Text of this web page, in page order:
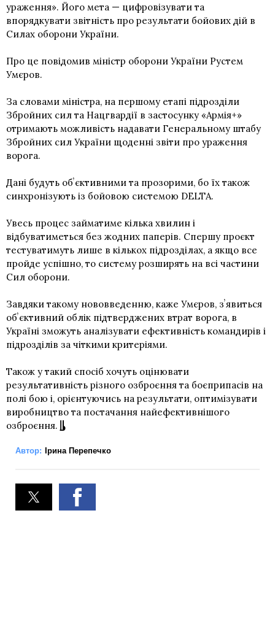
ураження». Його мета — цифровізувати та
впорядкувати звітність про результати бойових дій в
Силах оборони України.
Про це повідомив міністр оборони України Рустем
Умєров.
За словами міністра, на першому етапі підрозділи
Збройних сил та Нацгвардії в застосунку «Армія+»
отримають можливість надавати Генеральному штабу
Збройних сил України щоденні звіти про ураження
ворога.
Дані будуть обʼєктивними та прозорими, бо їх також
синхронізують із бойовою системою DELTA.
Увесь процес займатиме кілька хвилин і
відбуватиметься без жодних паперів. Спершу проєкт
тестуватимуть лише в кількох підрозділах, а якщо все
пройде успішно, то систему розширять на всі частини
Сил оборони.
Завдяки такому нововведенню, каже Умєров, зʼявиться
обʼєктивний облік підтверджених втрат ворога, в
Україні зможуть аналізувати ефективність командирів і
підрозділів за чіткими критеріями.
Також у такий спосіб хочуть оцінювати
результативність різного озброєння та боєприпасів на
полі бою і, орієнтуючись на результати, оптимізувати
виробництво та постачання найефективнішого
озброєння.
Автор: Ірина Перепечко